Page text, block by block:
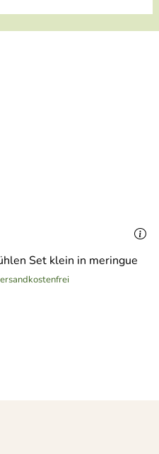
Set klein in meringue